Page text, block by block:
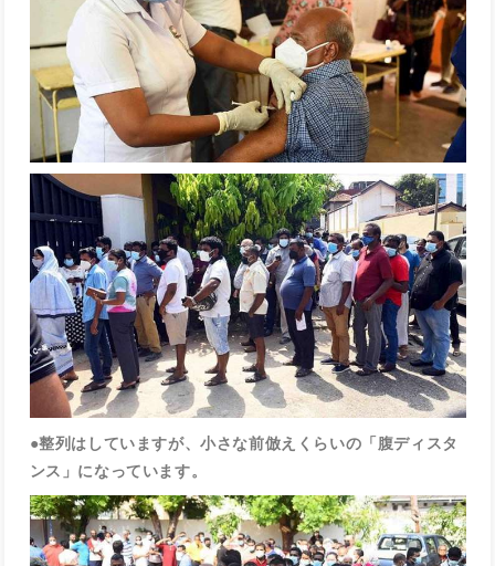
●整列はしていますが、小さな前倣えくらいの「腹ディスタ
ンス」になっています。